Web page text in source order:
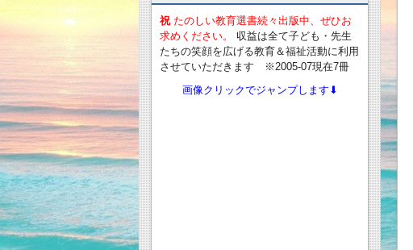
祝 たのしい教育選書続々出版中、ぜひお
求めください。
収益は全て子ども・先生
たちの笑顔を広げる教育＆福祉活動に利用
させていただきます ※2005-07現在7冊
画像クリックでジャンプします⬇︎